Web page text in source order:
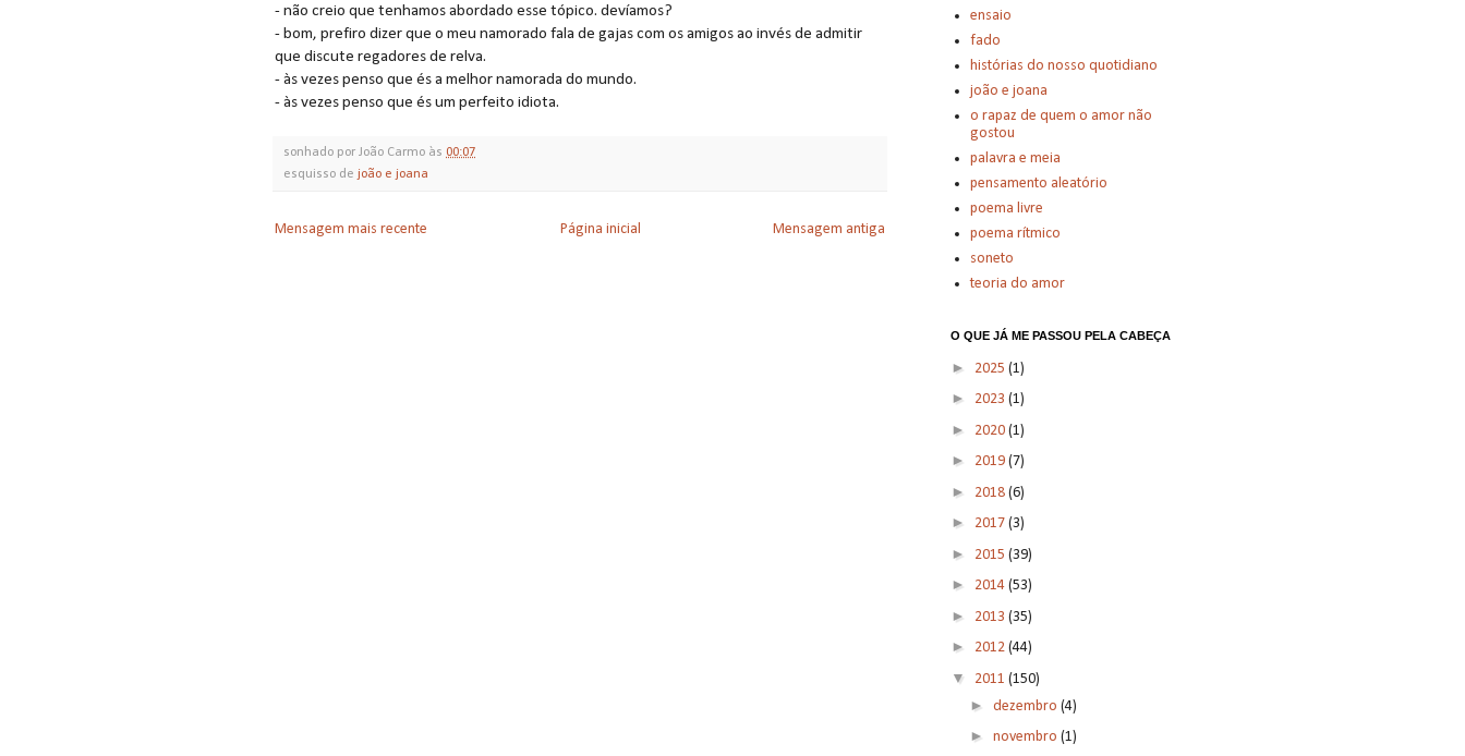
- não creio que tenhamos abordado esse tópico. devíamos?
- bom, prefiro dizer que o meu namorado fala de gajas com os amigos ao invés de admitir
que discute regadores de relva.
- às vezes penso que és a melhor namorada do mundo.
- às vezes penso que és um perfeito idiota.
sonhado por João Carmo às 00:07
esquisso de joão e joana
Mensagem mais recente Mensagem antiga
Página inicial
ensaio
fado
histórias do nosso quotidiano
joão e joana
o rapaz de quem o amor não
gostou
palavra e meia
pensamento aleatório
poema livre
poema rítmico
soneto
teoria do amor
O QUE JÁ ME PASSOU PELA CABEÇA
► 2025 (1)
► 2023 (1)
► 2020 (1)
► 2019 (7)
► 2018 (6)
► 2017 (3)
► 2015 (39)
► 2014 (53)
► 2013 (35)
► 2012 (44)
▼ 2011 (150)
► dezembro (4)
► novembro (1)